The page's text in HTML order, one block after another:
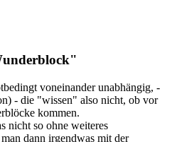
voneinander unabhängig, -
- die "wissen" also nicht, ob vor
kommen.
nicht so ohne weiteres
dann irgendwas mit der